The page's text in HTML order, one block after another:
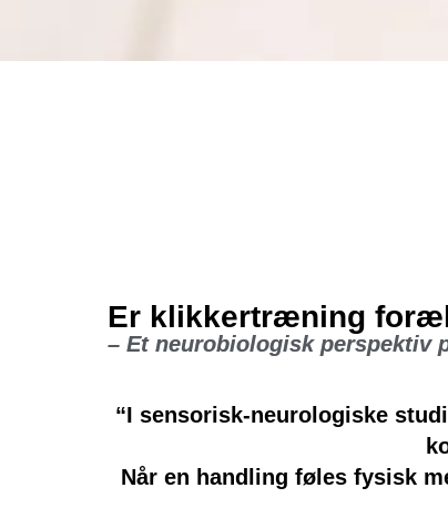
Er klikkertræning
– Et neurobiologisk
“I sensorisk-neurologiske
Når en handling føles fysisk